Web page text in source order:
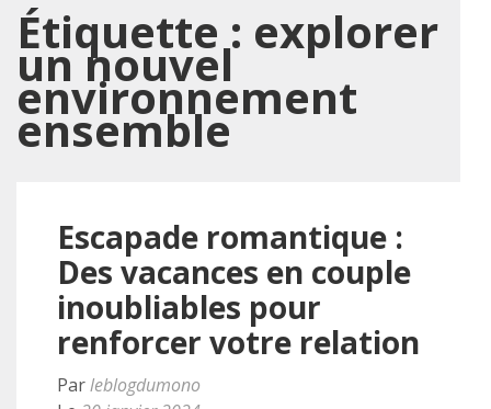
Étiquette : explorer
un nouvel
environnement
ensemble
Escapade romantique :
Des vacances en couple
inoubliables pour
renforcer votre relation
Parleblogdumono